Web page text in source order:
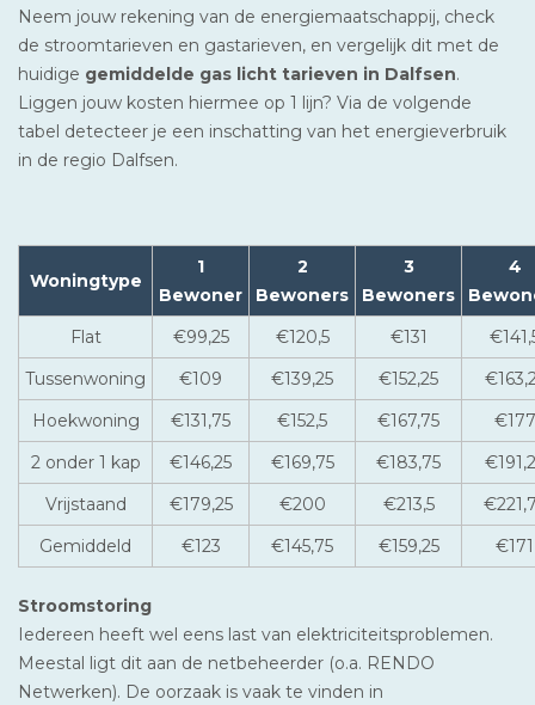
Neem jouw rekening van de energiemaatschappij, check
de stroomtarieven en gastarieven, en vergelijk dit met de
huidige gemiddelde gas licht tarieven in Dalfsen.
Liggen jouw kosten hiermee op 1 lijn? Via de volgende
tabel detecteer je een inschatting van het energieverbruik
in de regio Dalfsen.
Woningtype
1
Bewoner
2
Bewoners
3
Bewoners
4
Flat
€99,25 €120,5 €131
Tussenwoning
€109 €139,25 €152,25
Hoekwoning
€131,75 €152,5 €167,75
€177
2 onder 1 kap
€146,25 €169,75 €183,75
Vrijstaand
€179,25 €200 €213,5
Gemiddeld
€123 €145,75 €159,25 €171
Stroomstoring
Iedereen heeft wel eens last van elektriciteitsproblemen.
Meestal ligt dit aan de netbeheerder (o.a. RENDO
Netwerken). De oorzaak is vaak te vinden in